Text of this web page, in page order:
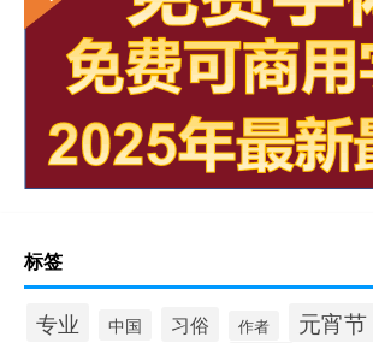
标签
专业 中国 习俗 作者 元宵节